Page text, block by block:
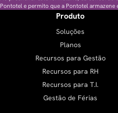
Pontotel e permito que a Pontotel armazene
Produto
Soluções
Planos
Recursos para Gestão
Recursos para RH
Recursos para T.I.
Gestão de Férias